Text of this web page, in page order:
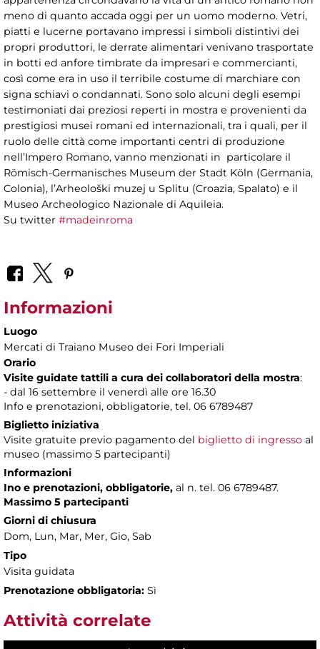
meno di quanto accada oggi per un uomo moderno. Vetri,
piatti e lucerne portavano impressi i simboli distintivi dei
propri produttori, le derrate alimentari venivano trasportate
in botti ed anfore timbrate da impresari e commercianti,
così come era in uso il terribile costume di marchiare con
signa schiavi o condannati. Sono solo alcuni degli esempi
testimoniati dai preziosi reperti in mostra e provenienti da
prestigiosi musei romani ed internazionali, tra i quali, per il
ruolo delle città come importanti centri di produzione
nell’Impero Romano, vanno menzionati in particolare il
Römisch-Germanisches Museum der Stadt Köln (Germania,
Colonia), l’Arheološki muzej u Splitu (Croazia, Spalato) e il
Museo Archeologico Nazionale di Aquileia.
Su twitter #madeinroma
Informazioni
Luogo
Mercati di Traiano Museo dei Fori Imperiali
Orario
Visite guidate tattili a cura dei collaboratori della mostra:
- dal 16 settembre il venerdì alle ore 16.30
Info e prenotazioni, obbligatorie, tel. 06 6789487
Biglietto iniziativa
Visite gratuite previo pagamento del biglietto di ingresso al
museo (massimo 5 partecipanti)
Informazioni
Ino e prenotazioni, obbligatorie, al n. tel. 06 6789487.
Massimo 5 partecipanti
Giorni di chiusura
Dom, Lun, Mar, Mer, Gio, Sab
Tipo
Visita guidata
Prenotazione obbligatoria: Sì
Attività correlate